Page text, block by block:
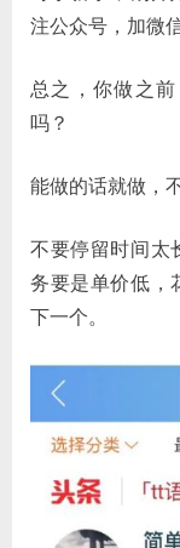
注公众号，加微
总之，你做之
吗？
能做的话就做，
不要停留时间太
务要是单价低，
下一个。